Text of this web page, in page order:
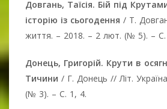
Довгань, Таїсія. Бій під
історію із сьогодення / Т.
життя. – 2018. – 2 лют. (№ 5). – С.
Донець, Григорій. Крути в
Тичини / Г. Донець // Літ.
(№ 3). – С. 1, 4.